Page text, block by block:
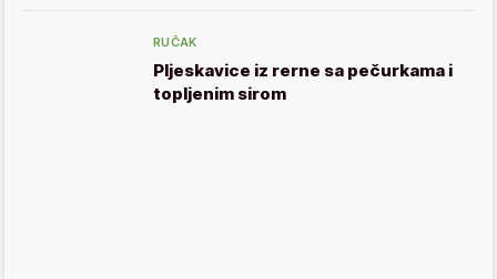
RUČAK
Pljeskavice iz rerne sa pečurkama i
topljenim sirom